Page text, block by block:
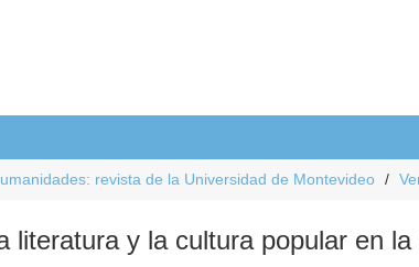
revista de la Universidad de Montevideo
literatura y la cultura popular en